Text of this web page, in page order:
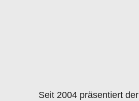
Seit 2004 präsentiert der